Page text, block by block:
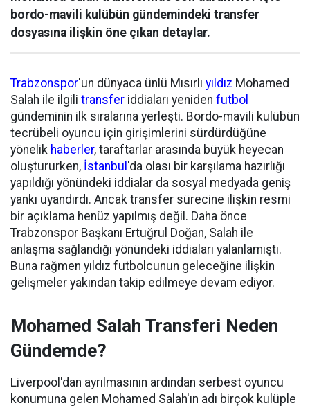
bordo-mavili kulübün gündemindeki transfer
dosyasına ilişkin öne çıkan detaylar.
Trabzonspor'un dünyaca ünlü Mısırlı yıldız Mohamed
Salah ile ilgili transfer iddiaları yeniden futbol
gündeminin ilk sıralarına yerleşti. Bordo-mavili kulübün
tecrübeli oyuncu için girişimlerini sürdürdüğüne
yönelik haberler, taraftarlar arasında büyük heyecan
oluştururken, İstanbul 'da olası bir karşılama hazırlığı
yapıldığı yönündeki iddialar da sosyal medyada geniş
yankı uyandırdı. Ancak transfer sürecine ilişkin resmi
bir açıklama henüz yapılmış değil. Daha önce
Trabzonspor Başkanı Ertuğrul Doğan, Salah ile
anlaşma sağlandığı yönündeki iddiaları yalanlamıştı.
Buna rağmen yıldız futbolcunun geleceğine ilişkin
gelişmeler yakından takip edilmeye devam ediyor.
Mohamed Salah Transferi Neden
Gündemde?
Liverpool'dan ayrılmasının ardından serbest oyuncu
konumuna gelen Mohamed Salah'ın adı birçok kulüple